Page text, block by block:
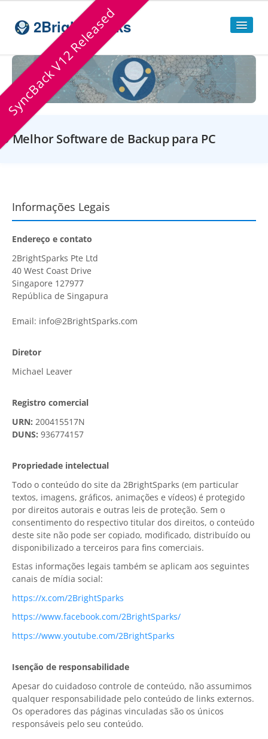
SyncBack V12 Released
2BrightSparks
Home
Sitemap
Products
SyncBackPro
SyncBack Management System
SyncBack Touch
OnClick Utilities
Freeware
Downloads
Download
DownloadSyncBackSE
DownloadSyncBack Management System
DownloadSyncBack Touch
Download Freeware
Download Old Versions
Buy
Visit Secure Web Store
Buy via Wire Transfer or P.O.
Competitive Upgrade Offer
Volume and ENP Discounts
Become an Affiliate
O Melhor Software de Backup para PC
Informações Legais
Endereço e contato
2BrightSparks Pte Ltd
40 West Coast Drive
Singapore 127977
República de Singapura
Email: info@2BrightSparks.com
Diretor
Michael Leaver
Registro comercial
URN: 200415517N
DUNS: 936774157
Propriedade intelectual
Todo o conteúdo do site da 2BrightSparks (em particular
textos, imagens, gráficos, animações e vídeos) é protegido
por direitos autorais e outras leis de proteção. Sem o
consentimento do respectivo titular dos direitos, o conteúdo
deste site não pode ser copiado, modificado, distribuído ou
disponibilizado a terceiros para fins comerciais.
Estas informações legais também se aplicam aos seguintes
canais de mídia social:
https://x.com/2BrightSparks
https://www.facebook.com/2BrightSparks/
https://www.youtube.com/2BrightSparks
Isenção de responsabilidade
Apesar do cuidadoso controle de conteúdo, não assumimos
qualquer responsabilidade pelo conteúdo de links externos.
Os operadores das páginas vinculadas são os únicos
responsáveis pelo seu conteúdo.